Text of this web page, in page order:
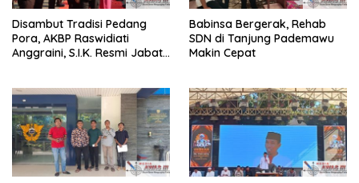
Disambut Tradisi Pedang
Pora, AKBP Raswidiati
Anggraini, S.I.K. Resmi Jabat
Babinsa Bergerak, Rehab
SDN di Tanjung Pademawu
Makin Cepat